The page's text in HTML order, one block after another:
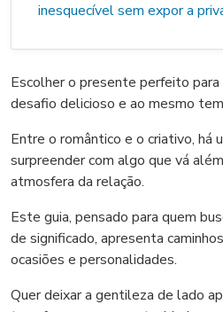
inesquecível sem expor a
Escolher o presente perfeito
desafio delicioso e ao mesmo
Entre o romântico e o criativo, há
surpreender com algo que vá
atmosfera da relação.
Este guia, pensado para quem
de significado, apresenta
ocasiões e personalidades.
Quer deixar a gentileza de lado